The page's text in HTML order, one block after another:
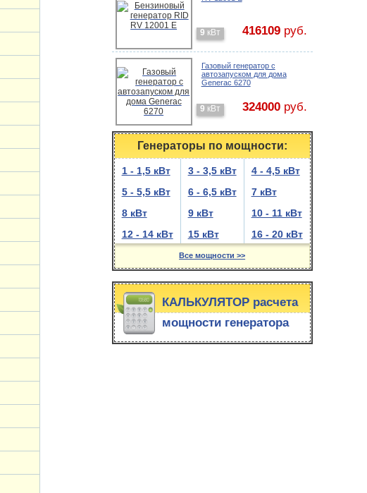
9 кВт 416109руб.
Газовый генератор с
автозапуском для дома
Generac 6270
9 кВт 324000руб.
Генераторы по мощности:
1 - 1,5 кВт 3 - 3,5 кВт
4 - 4,5 кВт
5 - 5,5 кВт
6 - 6,5 кВт
7 кВт
8 кВт
9 кВт
10 - 11 кВт
12 - 14 кВт
15 кВт 16 - 20 кВт
Все мощности >>
КАЛЬКУЛЯТОР расчета
мощности генератора